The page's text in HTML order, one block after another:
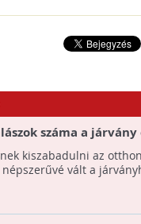
száma a
kiszabadulni az
vált a